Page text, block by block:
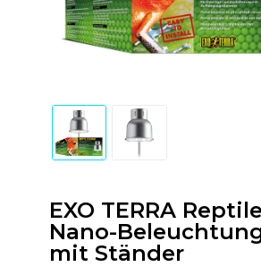
EXO TERRA
Nano-
mit Ständer